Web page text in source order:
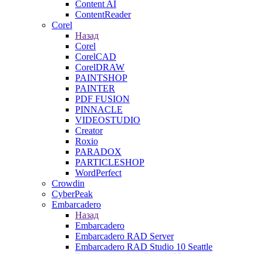
Content AI
ContentReader
Corel
Назад
Corel
CorelCAD
CorelDRAW
PAINTSHOP
PAINTER
PDF FUSION
PINNACLE
VIDEOSTUDIO
Creator
Roxio
PARADOX
PARTICLESHOP
WordPerfect
Crowdin
CyberPeak
Embarcadero
Назад
Embarcadero
Embarcadero RAD Server
Embarcadero RAD Studio 10 Seattle